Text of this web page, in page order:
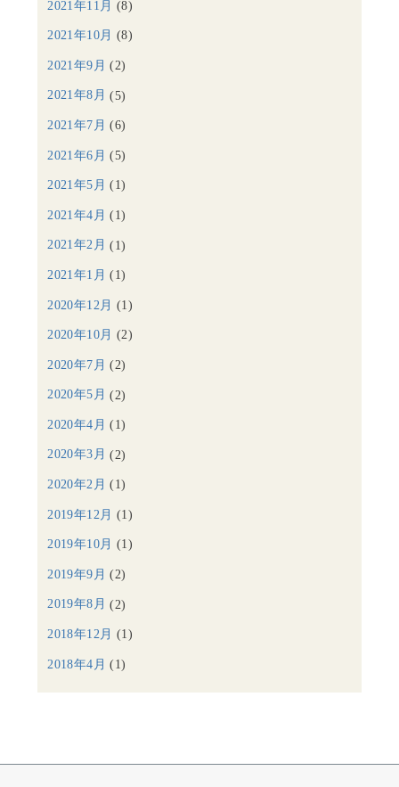
2021年11月 (8)
2021年10月 (8)
2021年9月 (2)
2021年8月 (5)
2021年7月 (6)
2021年6月 (5)
2021年5月 (1)
2021年4月 (1)
2021年2月 (1)
2021年1月 (1)
2020年12月 (1)
2020年10月 (2)
2020年7月 (2)
2020年5月 (2)
2020年4月 (1)
2020年3月 (2)
2020年2月 (1)
2019年12月 (1)
2019年10月 (1)
2019年9月 (2)
2019年8月 (2)
2018年12月 (1)
2018年4月 (1)